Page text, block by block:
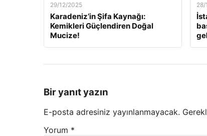
29/12/2025
Karadeniz’in Şifa Kaynağı:
Kemikleri Güçlendiren Doğal
Mucize!
28/
Bir yanıt yazın
E-posta adresiniz yayınlanmayacak.
Yorum *